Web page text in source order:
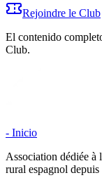
Rejoindre le Club
El contenido
Club.
- Inicio
Association dédiée à
rural espagnol depuis